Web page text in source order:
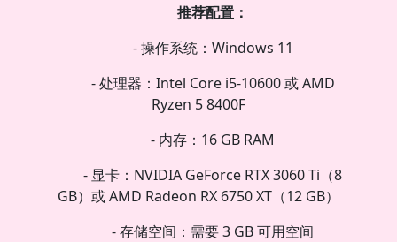
推荐配置：
- 操作系统：Windows 11
- 处理器：Intel Core i5-10600 或 AMD
Ryzen 5 8400F
- 内存：16 GB RAM
- 显卡：NVIDIA GeForce RTX 3060 Ti（8
GB）或 AMD Radeon RX 6750 XT（12 GB）
- 存储空间：需要 3 GB 可用空间